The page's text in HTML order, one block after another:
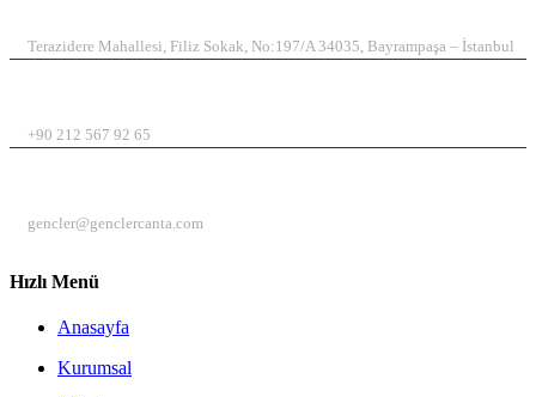
Terazidere Mahallesi, Filiz Sokak, No:197/A 34035, Bayrampaşa – İstanbul
+90 212 567 92 65
gencler@genclercanta.com
Hızlı Menü
Anasayfa
Kurumsal